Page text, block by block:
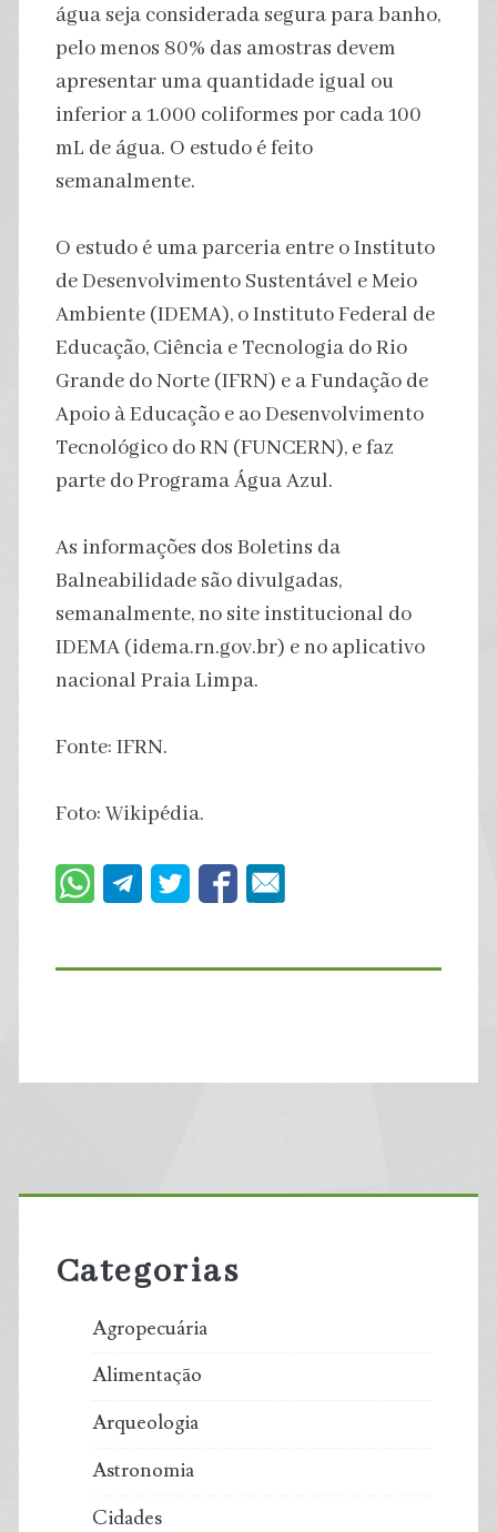
água seja considerada segura para banho,
pelo menos 80% das amostras devem
apresentar uma quantidade igual ou
inferior a 1.000 coliformes por cada 100
mL de água. O estudo é feito
semanalmente.
O estudo é uma parceria entre o Instituto
de Desenvolvimento Sustentável e Meio
Ambiente (IDEMA), o Instituto Federal de
Educação, Ciência e Tecnologia do Rio
Grande do Norte (IFRN) e a Fundação de
Apoio à Educação e ao Desenvolvimento
Tecnológico do RN (FUNCERN), e faz
parte do Programa Água Azul.
As informações dos Boletins da
Balneabilidade são divulgadas,
semanalmente, no site institucional do
IDEMA (idema.rn.gov.br) e no aplicativo
nacional Praia Limpa.
Fonte: IFRN.
Foto: Wikipédia.
Primary
Sidebar
Categorias
Agropecuária
Alimentação
Arqueologia
Astronomia
Cidades